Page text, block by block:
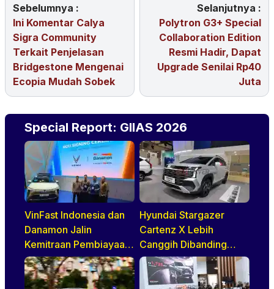
Sebelumnya :
Ini Komentar Calya
Sigra Community
Terkait Penjelasan
Bridgestone Mengenai
Ecopia Mudah Sobek
Selanjutnya :
Polytron G3+ Special
Collaboration Edition
Resmi Hadir, Dapat
Upgrade Senilai Rp40
Juta
Special Report: GIIAS 2026
VinFast Indonesia dan
Danamon Jalin
Kemitraan Pembiayaan
Dealer
Hyundai Stargazer
Cartenz X Lebih
Canggih Dibanding
Rivalnya Berkat Hal Ini